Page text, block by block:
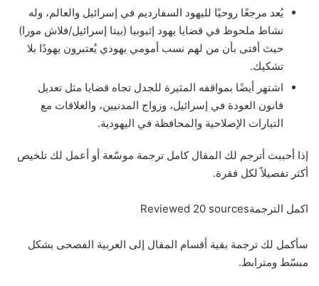
يُعد مرجعًا روحيًا لليهود السفارديم في إسرائيل والعالم، وله
نشاط ملحوظ في قضايا يهود إثيوبيا (بيتا إسرائيل/فلاش مورا)
حيث أفتى بأن من لهم نسب أمومي يهودي يُعتبرون يهودًا بلا
تشكيك.
اشتهر أيضًا بمواقفه المثيرة للجدل تجاه قضايا مثل تعديل
قانون العودة في إسرائيل، وزواج المدنيين، والعلاقات مع
التيارات الإصلاحية والمحافظة في اليهودية.
إذا أحببت أترجم لك المقال كامل ترجمة موسّعة أو أعمل لك تلخيص
أكثر تفصيلاً لكل فقرة.
اكمل الترجمةReviewed 20 sources
سأكمل لك ترجمة بقية أقسام المقال إلى العربية الفصحى بشكل
مبسّط ومترابط.